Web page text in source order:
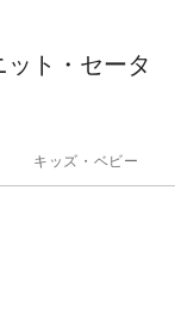
ト・セータ
キッズ・ベビー